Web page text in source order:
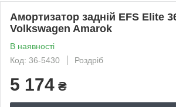
Амортизатор задній EFS Elite
Volkswagen Amarok
В наявності
Код: 36-5430
Роздріб
5 174 ₴